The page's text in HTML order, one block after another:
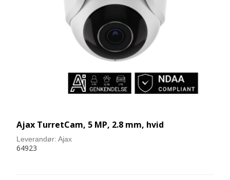
Ajax TurretCam, 5 MP, 2.8 mm, hvid
Leverandør: Ajax
64923